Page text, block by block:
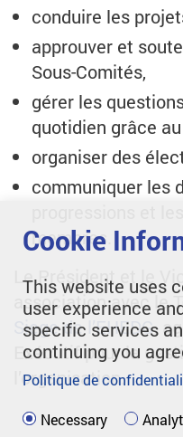
conduire les
approuver et
Sous-Comités,
gérer les
quotidien grâce
organiser des
communiquer les
membres.
Le Président et le
association avec le
Siege de l’EHEDG,
Exécutif pour la
l’organisation.
Cookie
This website uses
user experience
specific services
continuing you
Politique de
Necessary